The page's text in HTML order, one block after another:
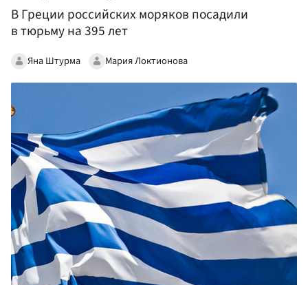
В Греции российских моряков посадили
в тюрьму на 395 лет
Яна Штурма Мария Локтионова